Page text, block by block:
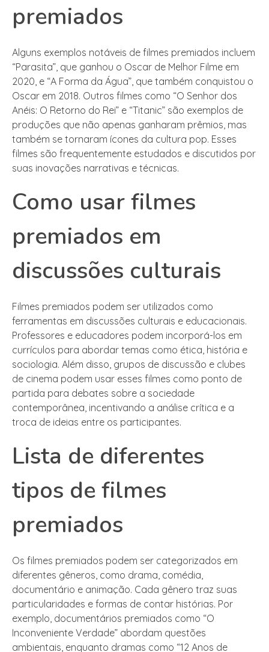
premiados
Alguns exemplos notáveis de filmes premiados incluem
“Parasita”, que ganhou o Oscar de Melhor Filme em
2020, e “A Forma da Água”, que também conquistou o
Oscar em 2018. Outros filmes como “O Senhor dos
Anéis: O Retorno do Rei” e “Titanic” são exemplos de
produções que não apenas ganharam prêmios, mas
também se tornaram ícones da cultura pop. Esses
filmes são frequentemente estudados e discutidos por
suas inovações narrativas e técnicas.
Como usar filmes
premiados em
discussões culturais
Filmes premiados podem ser utilizados como
ferramentas em discussões culturais e educacionais.
Professores e educadores podem incorporá-los em
currículos para abordar temas como ética, história e
sociologia. Além disso, grupos de discussão e clubes
de cinema podem usar esses filmes como ponto de
partida para debates sobre a sociedade
contemporânea, incentivando a análise crítica e a
troca de ideias entre os participantes.
Lista de diferentes
tipos de filmes
premiados
Os filmes premiados podem ser categorizados em
diferentes gêneros, como drama, comédia,
documentário e animação. Cada gênero traz suas
particularidades e formas de contar histórias. Por
exemplo, documentários premiados como “O
Inconveniente Verdade” abordam questões
ambientais, enquanto dramas como “12 Anos de